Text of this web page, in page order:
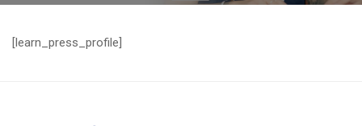
[learn_press_profile]